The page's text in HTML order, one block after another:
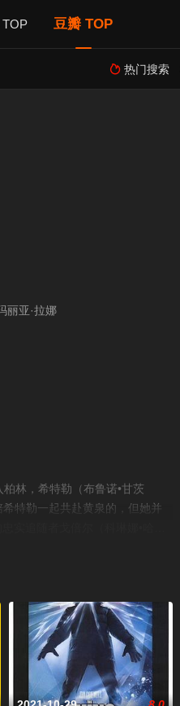
TOP 豆瓣 TOP
 热门搜索
丽亚·拉娜
林，希特勒（布鲁诺•甘茨
特勒一起共赴黄泉的，但她并
实追随者戈倍尔（科琳娜•哈弗